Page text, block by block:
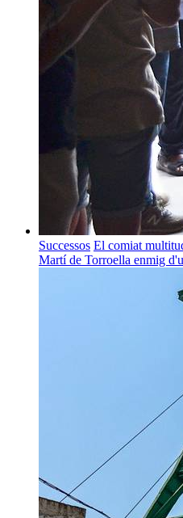
Successos El comiat
Martí de Torroella enmig